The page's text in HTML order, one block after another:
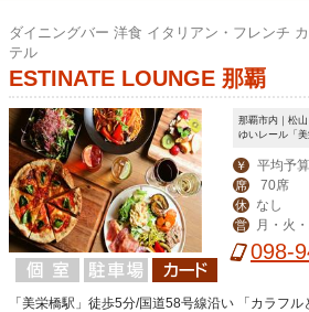
ダイニングバー 洋食 イタリアン・フレンチ
テル
ESTINATE LOUNGE 那覇
那覇市内｜松
ゆいレール「
￥ 平均予
席 70席
休 なし
営
月・火
～23:00(料
098-
「美栄橋駅」徒歩5分/国道58号線沿い 「カラフ